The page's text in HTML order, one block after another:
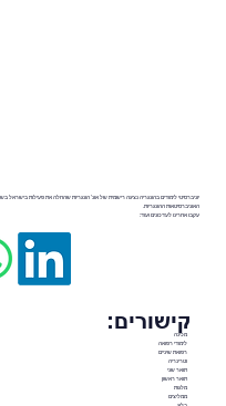
האוניברסיטאות ההונגריות.
עקבו אחרינו לעדכונים ועוד:
קישורים:
מכינה
לימודי רפואה
רפואת שיניים
וטרינריה
תואר שני
תואר ראשון
מלגות
ממליצים